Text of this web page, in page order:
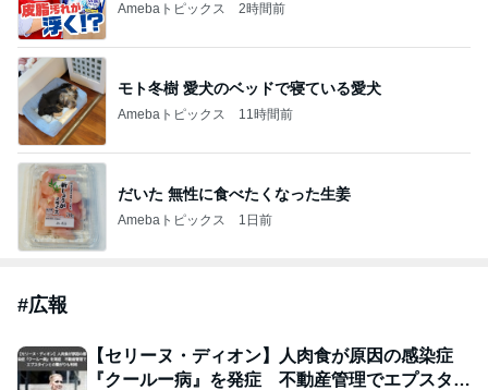
Amebaトピックス 2時間前
モト冬樹 愛犬のベッドで寝ている愛犬
Amebaトピックス 11時間前
だいた 無性に食べたくなった生姜
Amebaトピックス 1日前
#広報
【セリーヌ・ディオン】人肉食が原因の感染症
『クールー病』を発症 不動産管理でエプスタイ